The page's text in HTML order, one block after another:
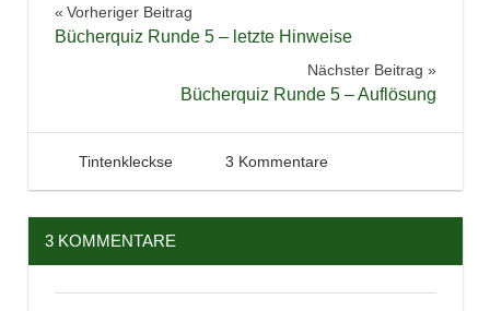
Beitragsnavigation
Vorheriger Beitrag
Bücherquiz Runde 5 – letzte Hinweise
Nächster Beitrag
Bücherquiz Runde 5 – Auflösung
1. März 2013
Tintenhain
Tintenkleckse 3 Kommentare
3 KOMMENTARE